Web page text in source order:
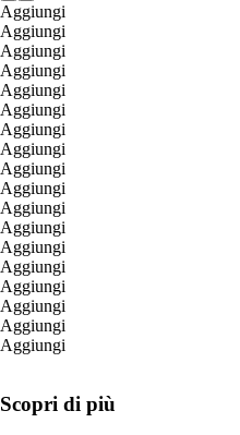
Aggiungi
Aggiungi
Aggiungi
Aggiungi
Aggiungi
Aggiungi
Aggiungi
Aggiungi
Aggiungi
Aggiungi
Aggiungi
Aggiungi
Aggiungi
Aggiungi
Aggiungi
Aggiungi
Aggiungi
Aggiungi
Scopri di più